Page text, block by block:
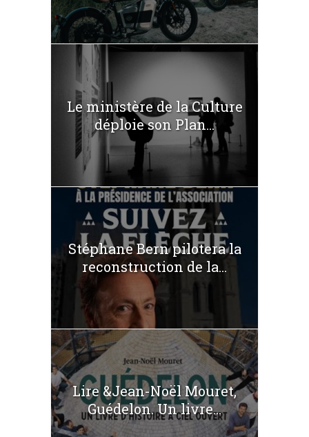
Le ministère de la Culture
déploie son Plan...
Stéphane Bern pilotera la
reconstruction de la...
Lire &Jean-Noël Mouret,
Guédelon. Un livre...